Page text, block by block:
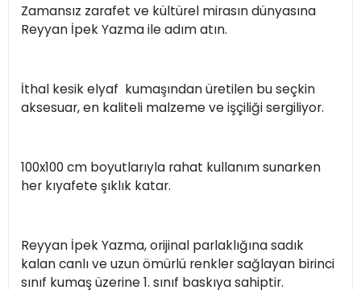
Zamansız zarafet ve kültürel mirasın dünyasına
Reyyan İpek Yazma ile adım atın.
İthal kesik elyaf kumaşından üretilen bu seçkin
aksesuar, en kaliteli malzeme ve işçiliği sergiliyor.
100x100 cm boyutlarıyla rahat kullanım sunarken
her kıyafete şıklık katar.
Reyyan İpek Yazma, orijinal parlaklığına sadık
kalan canlı ve uzun ömürlü renkler sağlayan birinci
sınıf kumaş üzerine 1. sınıf baskıya sahiptir.